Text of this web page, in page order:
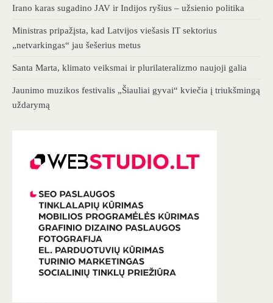
Irano karas sugadino JAV ir Indijos ryšius – užsienio politika
Ministras pripažįsta, kad Latvijos viešasis IT sektorius
„netvarkingas“ jau šešerius metus
Santa Marta, klimato veiksmai ir plurilateralizmo naujoji galia
Jaunimo muzikos festivalis „Šiauliai gyvai“ kviečia į triukšmingą
uždarymą